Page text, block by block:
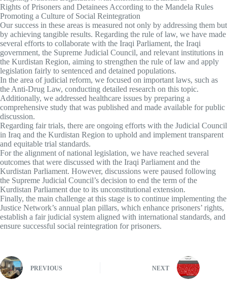
Rights of Prisoners and Detainees According to the Mandela Rules
Promoting a Culture of Social Reintegration
Our success in these areas is measured not only by addressing them but
by achieving tangible results. Regarding the rule of law, we have made
several efforts to collaborate with the Iraqi Parliament, the Iraqi
government, the Supreme Judicial Council, and relevant institutions in
the Kurdistan Region, aiming to strengthen the rule of law and apply
legislation fairly to sentenced and detained populations.
In the area of judicial reform, we focused on important laws, such as
the Anti-Drug Law, conducting detailed research on this topic.
Additionally, we addressed healthcare issues by preparing a
comprehensive study that was published and made available for public
discussion.
Regarding fair trials, there are ongoing efforts with the Judicial Council
in Iraq and the Kurdistan Region to uphold and implement transparent
and equitable trial standards.
For the alignment of national legislation, we have reached several
outcomes that were discussed with the Iraqi Parliament and the
Kurdistan Parliament. However, discussions were paused following
the Supreme Judicial Council’s decision to end the term of the
Kurdistan Parliament due to its unconstitutional extension.
Finally, the main challenge at this stage is to continue implementing the
Justice Network’s annual plan pillars, which enhance prisoners’ rights,
establish a fair judicial system aligned with international standards, and
ensure successful social reintegration for prisoners.
PREVIOUS NEXT